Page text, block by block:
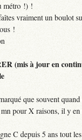
métro !) !
vraiment un boulot
!
(mis à jour en
que souvent
pour X raisons, il y
C depuis 5 ans tout